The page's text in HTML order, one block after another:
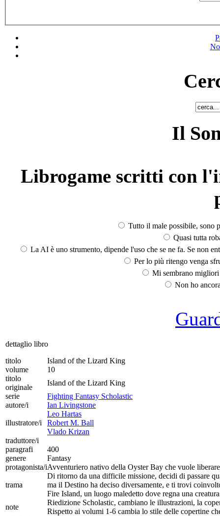
Il
Librogame scritti con
Tutto il male possibile, sono
Quasi tutta
La AI è uno strumento, dipende l'uso che se ne fa. Se non
Per lo più ritengo venga
Mi sembrano
Non ho
dettaglio libro
titolo
Island of the Lizard King
volume
10
titolo
originale
Island of the Lizard King
serie
Fighting Fantasy Scholastic
autore/i
Ian Livingstone
illustratore/i
Leo Hartas
Robert M. Ball
Vlado Krizan
traduttore/i
paragrafi
400
genere
Fantasy
protagonista/iAvventuriero nativo della Oyster Bay che vuole
trama
Di ritorno da una difficile missione, decidi di passare
ma il Destino ha deciso diversamente, e ti trovi
Fire Island, un luogo maledetto dove regna una
note
Riedizione Scholastic, cambiano le illustrazioni, la
Rispetto ai volumi 1-6 cambia lo stile delle copertine